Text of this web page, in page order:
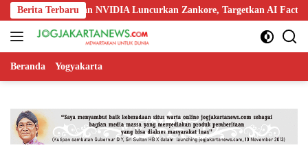
Langsung
ke
konten
Berita Terbaru
Nokia, dan NVIDIA Luncurkan Zankore, Targetkan AI Factory 1 GW
Beranda Yogyakarta